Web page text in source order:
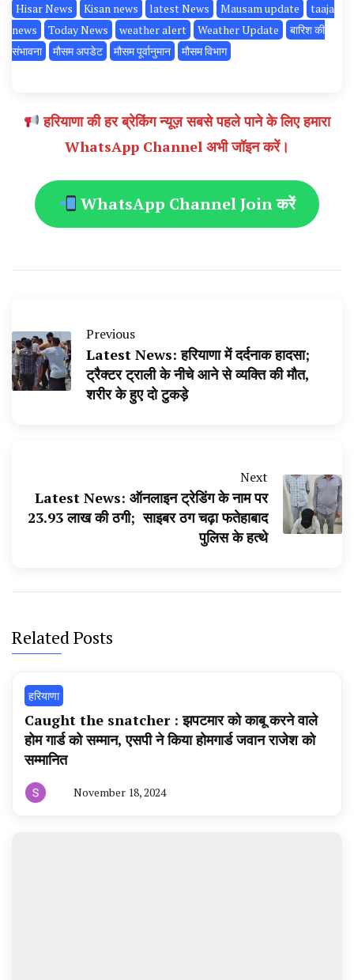
Hisar News
Kisan news latest News Mausam update
taaja
news
Today News weather alert Weather Update
बारिश की
संभावना
मौसम अपडेट मौसम पूर्वानुमान मौसम विभाग
हरियाणा की हर ब्रेकिंग न्यूज़ सबसे पहले पाने के लिए हमारा
WhatsApp Channel अभी जॉइन करें।
WhatsApp Channel Join करें
Previous
Latest News: हरियाणा में दर्दनाक हादसा;
ट्रैक्टर ट्राली के नीचे आने से व्यक्ति की मौत,
शरीर के हुए दो टुकड़े
Next
Latest News: ऑनलाइन ट्रेडिंग के नाम पर
₹23.93 लाख की ठगी; साइबर ठग चढ़ा फतेहाबाद
पुलिस के हत्थे
Related Posts
हरियाणा
Caught the snatcher : झपटमार को काबू करने वाले
होम गार्ड को सम्मान, एसपी ने किया होमगार्ड जवान राजेश को
सम्मानित
November 18, 2024